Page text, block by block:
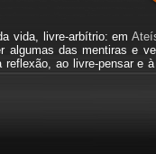
vida, livre-arbítrio: em
das mentiras e
reflexão, ao livre-pensar e